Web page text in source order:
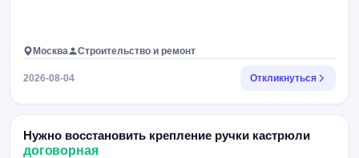
Москва Строительство и ремонт
2026-08-04 Откликнуться
Нужно восстановить крепление ручки кастрюли
договорная